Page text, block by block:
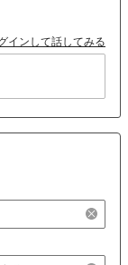
インして話してみる